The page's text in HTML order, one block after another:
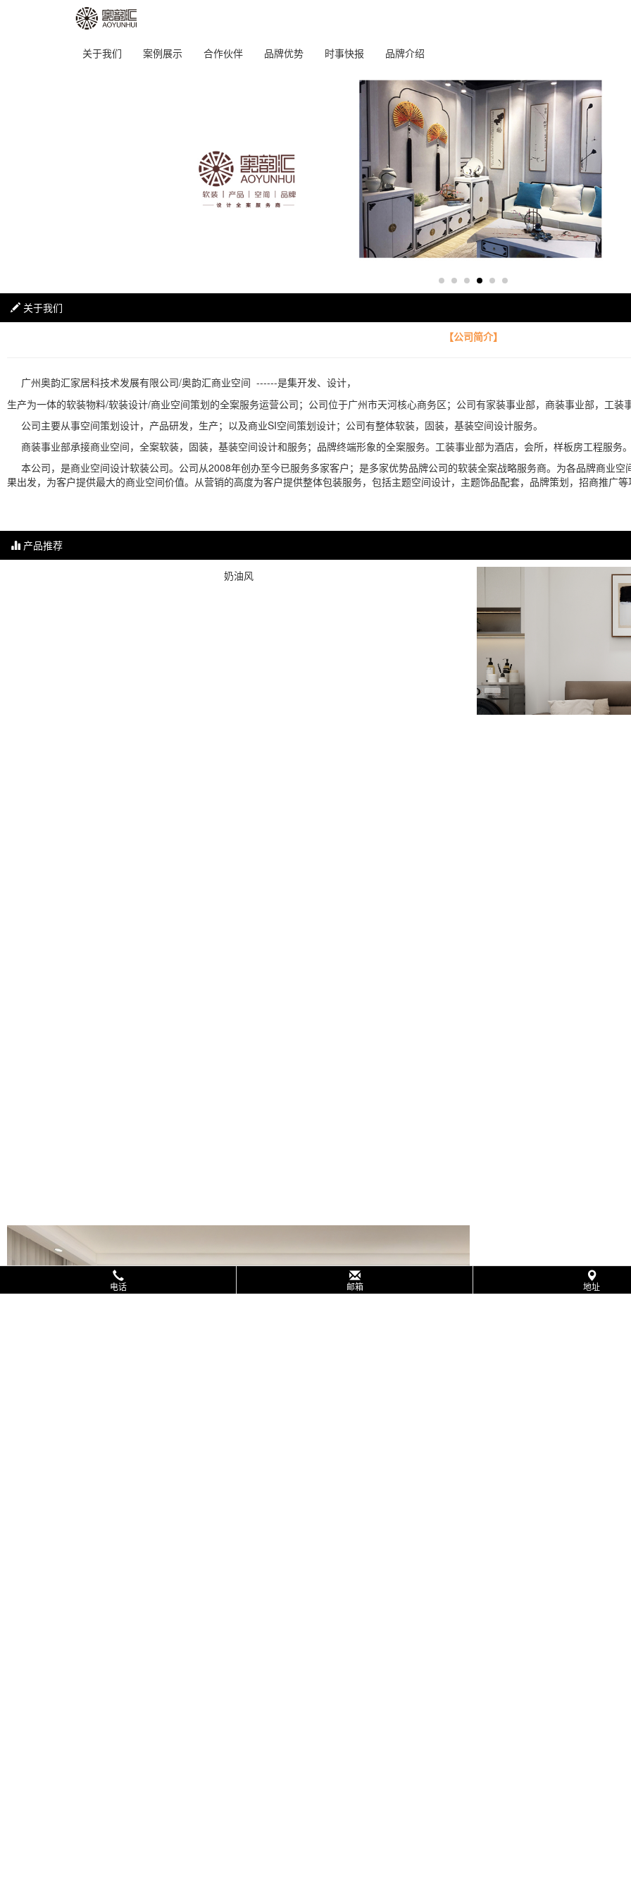
关于我们 案例展示 合作伙伴 品牌优势 时事快报 品牌介绍
关于我们
【公司简介】
广州奥韵汇家居科技术发展有限公司/奥韵汇商业空间 ------是集开发、设计，
生产为一体的软装物料/软装设计/商业空间策划的全案服务运营公司；公司位于广州市天河核心商务区；公司有家装事业部，商装事业部，工装
公司主要从事空间策划设计，产品研发，生产；以及商业SI空间策划设计；公司有整体软装，固装，基装空间设计服务。
商装事业部承接商业空间，全案软装，固装，基装空间设计和服务；品牌终端形象的全案服务。工装事业部为酒店，会所，样板房工程服务
本公司，是商业空间设计软装公司。公司从2008年创办至今已服务多家客户；是多家优势品牌公司的软装全案战略服务商。为各品牌商业
果出发，为客户提供最大的商业空间价值。从营销的高度为客户提供整体包装服务，包括主题空间设计，主题饰品配套，品牌策划，招商推广
产品推荐
奶油风
电话 邮箱 地址